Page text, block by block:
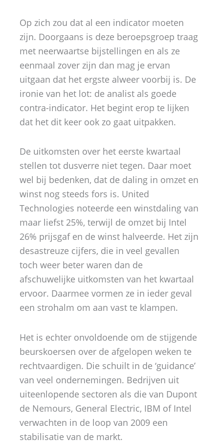
Op zich zou dat al een indicator moeten
zijn. Doorgaans is deze beroepsgroep traag
met neerwaartse bijstellingen en als ze
eenmaal zover zijn dan mag je ervan
uitgaan dat het ergste alweer voorbij is. De
ironie van het lot: de analist als goede
contra-indicator. Het begint erop te lijken
dat het dit keer ook zo gaat uitpakken.
De uitkomsten over het eerste kwartaal
stellen tot dusverre niet tegen. Daar moet
wel bij bedenken, dat de daling in omzet en
winst nog steeds fors is. United
Technologies noteerde een winstdaling van
maar liefst 25%, terwijl de omzet bij Intel
26% prijsgaf en de winst halveerde. Het zijn
desastreuze cijfers, die in veel gevallen
toch weer beter waren dan de
afschuwelijke uitkomsten van het kwartaal
ervoor. Daarmee vormen ze in ieder geval
een strohalm om aan vast te klampen.
Het is echter onvoldoende om de stijgende
beurskoersen over de afgelopen weken te
rechtvaardigen. Die schuilt in de ‘guidance’
van veel ondernemingen. Bedrijven uit
uiteenlopende sectoren als die van Dupont
de Nemours, General Electric, IBM of Intel
verwachten in de loop van 2009 een
stabilisatie van de markt.